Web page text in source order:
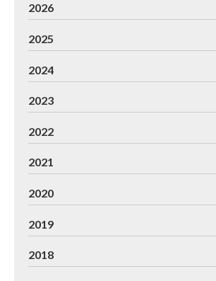
2026
2025
2024
2023
2022
2021
2020
2019
2018